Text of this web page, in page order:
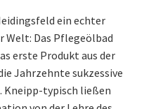
ein echter
Welt: Das Pflegeölbad
erste Produkt aus der
Jahrzehnte sukzessive
Kneipp-typisch ließen